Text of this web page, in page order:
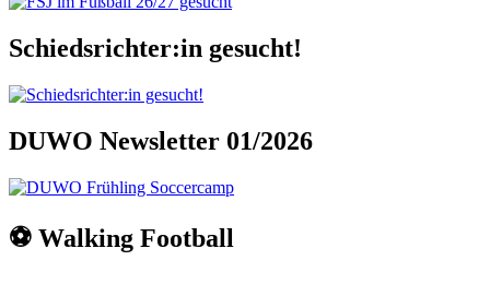
Schiedsrichter:in gesucht!
DUWO Newsletter 01/2026
⚽️ Walking Football